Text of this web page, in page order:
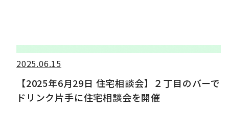
2025.06.15
【2025年6月29日 住宅相談会】２丁目のバーで
ドリンク片手に住宅相談会を開催